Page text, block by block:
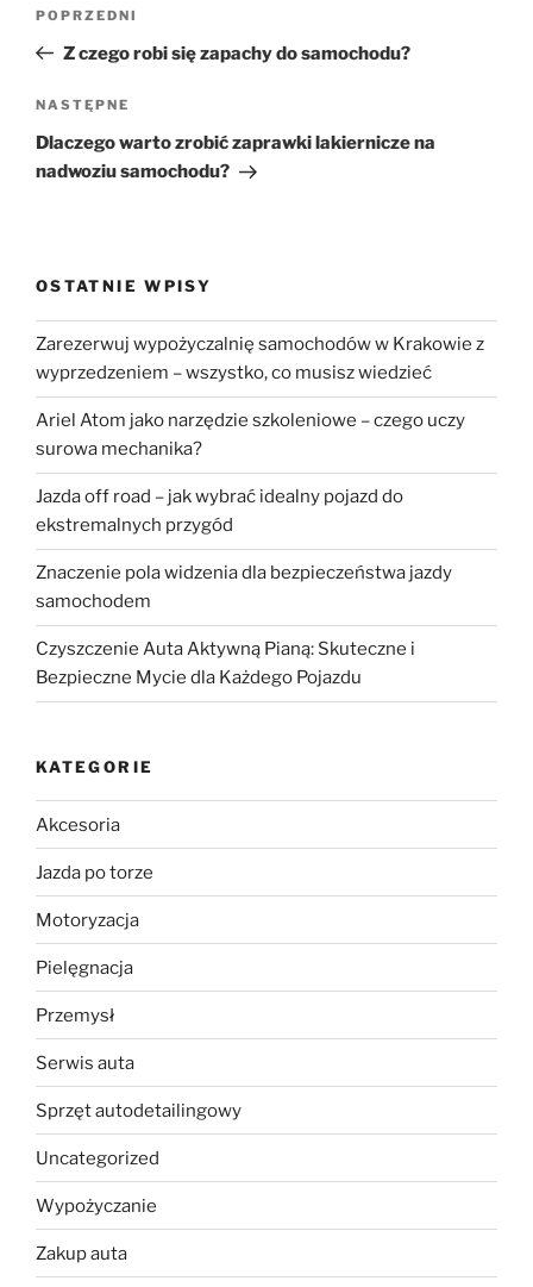
Poprzedni
wpis
POPRZEDNI
Z czego robi się zapachy do samochodu?
Następny
wpis
NASTĘPNE
Dlaczego warto zrobić zaprawki lakiernicze na
nadwoziu samochodu?
OSTATNIE WPISY
Zarezerwuj wypożyczalnię samochodów w Krakowie z
wyprzedzeniem – wszystko, co musisz wiedzieć
Ariel Atom jako narzędzie szkoleniowe – czego uczy
surowa mechanika?
Jazda off road – jak wybrać idealny pojazd do
ekstremalnych przygód
Znaczenie pola widzenia dla bezpieczeństwa jazdy
samochodem
Czyszczenie Auta Aktywną Pianą: Skuteczne i
Bezpieczne Mycie dla Każdego Pojazdu
KATEGORIE
Akcesoria
Jazda po torze
Motoryzacja
Pielęgnacja
Przemysł
Serwis auta
Sprzęt autodetailingowy
Uncategorized
Wypożyczanie
Zakup auta